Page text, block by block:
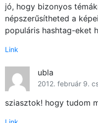
jó, hogy bizonyos
népszerűsítheted a
populáris hashtag-eket
Link
ubla
2012. február 9.
sziasztok! hogy tudom